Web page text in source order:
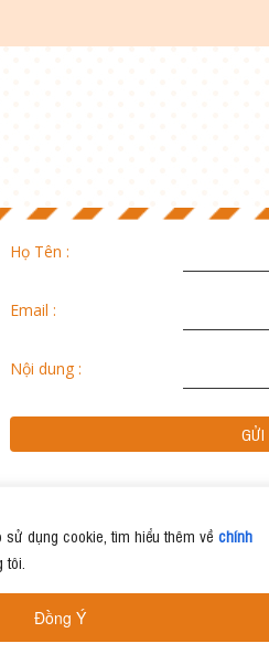
dụng cookie, tìm hiểu thêm về chính
Đồng Ý
Họ Tên :
Email :
Nội dung :